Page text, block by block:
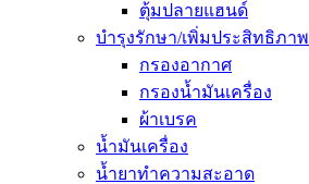
ตุ้มปลายแฮนด์
บำรุงรักษา/เพิ่มประสิทธิภาพ
กรองอากาศ
กรองน้ำมันเครื่อง
ผ้าเบรค
น้ำมันเครื่อง
น้ำยาทำความสะอาด